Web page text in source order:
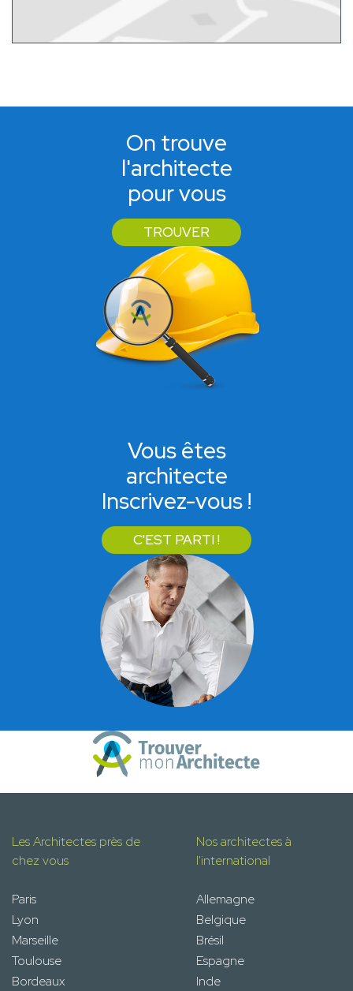
On trouve
l'architecte
pour vous
TROUVER
Vous êtes
architecte
Inscrivez-vous !
C'EST PARTI !
Les Architectes près de
chez vous
Paris
Lyon
Marseille
Toulouse
Bordeaux
Nos architectes à
l'international
Allemagne
Belgique
Brésil
Espagne
Inde